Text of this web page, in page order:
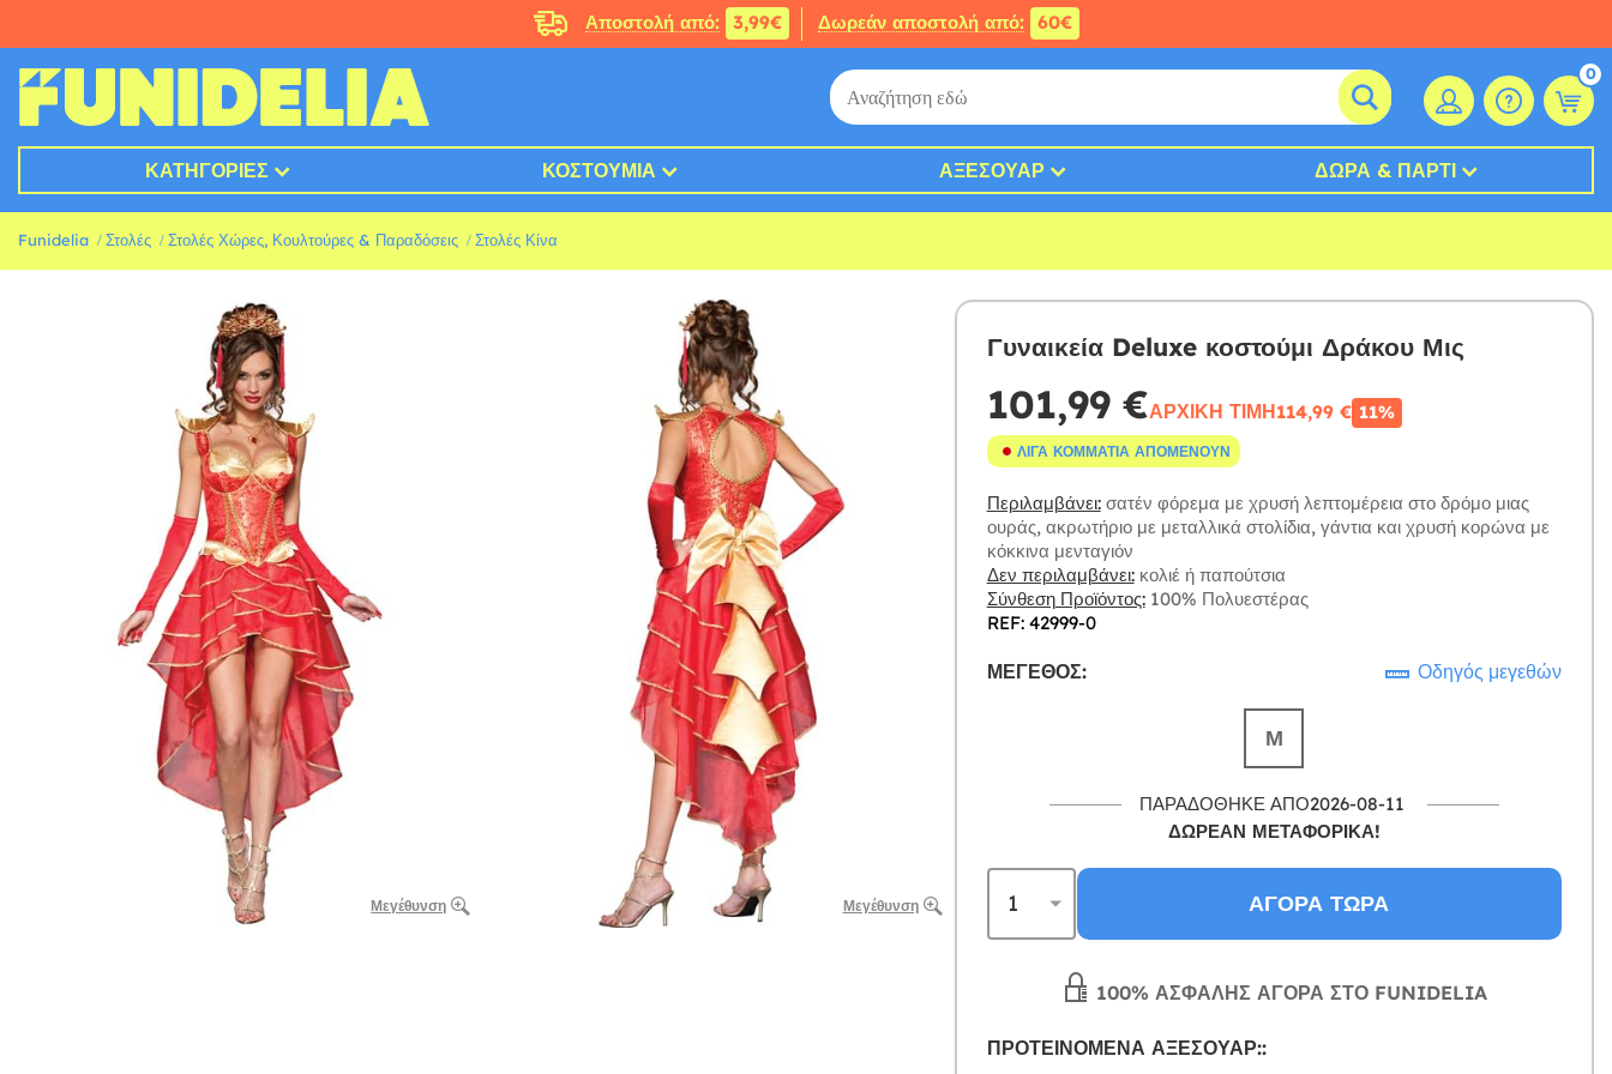
Αποστολή από: 3,99€ Δωρεάν αποστολή από: 60€
0
ΚΑΤΗΓΟΡΊΕΣ ΚΟΣΤΟΎΜΙΑ ΑΞΕΣΟΥΆΡ ΔΏΡΑ & ΠΆΡΤΙ
Funidelia Στολές Στολές Χώρες, Κουλτούρες & Παραδόσεις Στολές Κίνα
Μεγέθυνση Μεγέθυνση
Γυναικεία Deluxe κοστούμι Δράκου Μις
101,99 €ΑΡΧΙΚΉ ΤΙΜΉ114,99 € 11%
ΛΊΓΑ ΚΟΜΜΆΤΙΑ ΑΠΟΜΈΝΟΥΝ
Περιλαμβάνει:σατέν φόρεμα με χρυσή λεπτομέρεια στο δρόμο μιας
ουράς, ακρωτήριο με μεταλλικά στολίδια, γάντια και χρυσή κορώνα με
κόκκινα μενταγιόν
Δεν περιλαμβάνει:κολιέ ή παπούτσια
Σύνθεση Προϊόντος:100% Πολυεστέρας
REF: 42999-0
ΜΈΓΕΘΟΣ: Οδηγός μεγεθών
Μ
ΠΑΡΑΔΌΘΗΚΕ ΑΠΌ2026-08-11
ΔΩΡΕΑΝ ΜΕΤΑΦΟΡΙΚΆ!
ΑΓΟΡΆ ΤΏΡΑ
100% ΑΣΦΑΛΉΣ ΑΓΟΡΆ ΣΤΟ FUNIDELIA
ΠΡΟΤΕΙΝΌΜΕΝΑ ΑΞΕΣΟΥΆΡ::